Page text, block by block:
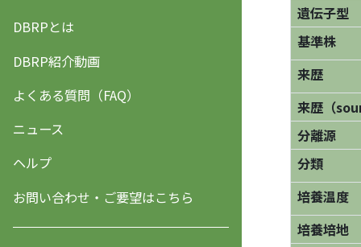
DBRPとは
DBRP紹介動画
よくある質問（FAQ）
ニュース
ヘルプ
お問い合わせ・ご要望はこちら
遺伝子型
基準株
来歴
来歴（
分離源
分類
培養温度
培養培地